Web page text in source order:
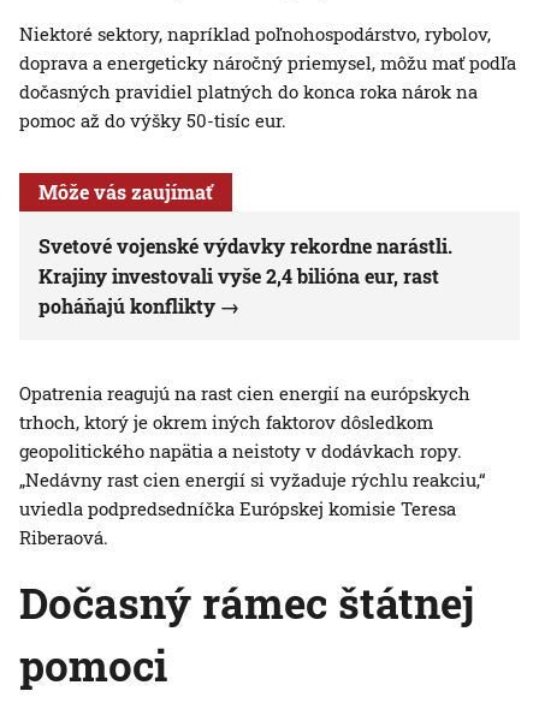
Niektoré sektory, napríklad poľnohospodárstvo, rybolov,
doprava a energeticky náročný priemysel, môžu mať podľa
dočasných pravidiel platných do konca roka nárok na
pomoc až do výšky 50-tisíc eur.
Môže vás zaujímať
Svetové vojenské výdavky rekordne narástli.
Krajiny investovali vyše 2,4 bilióna eur, rast
poháňajú konflikty
Opatrenia reagujú na rast cien energií na európskych
trhoch, ktorý je okrem iných faktorov dôsledkom
geopolitického napätia a neistoty v dodávkach ropy.
„Nedávny rast cien energií si vyžaduje rýchlu reakciu,“
uviedla podpredsedníčka Európskej komisie Teresa
Riberaová.
Dočasný rámec štátnej
pomoci